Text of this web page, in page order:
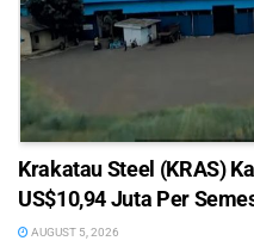
Krakatau Steel (KRAS)
US$10,94 Juta Per
AUGUST 5, 2026